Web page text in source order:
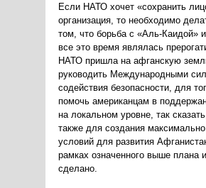
Если НАТО хочет «сохранить
организация, то необходимо
том, что борьба с «Аль-Каидой»
все это время являлась
НАТО пришла на афганскую
руководить Международными
содействия безопасности, для
помочь американцам в
на локальном уровне, так
также для создания
условий для развития
рамках означенного выше плана
сделано.